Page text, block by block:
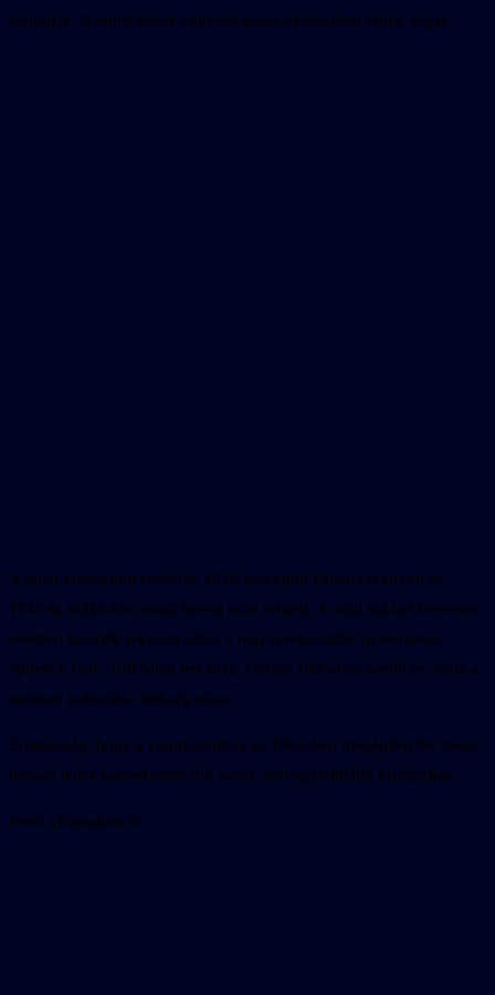
leápolják. A munkálatok előreláthatóan októberben érnek véget.
A gútai vízimalom eredetije 1920-ban épült Dunaradványon és
1945-ig működött, majd furcsa mód leégett. A múlt század hetvenes
éveiben kezdték rekonstruálni, a régi szerkezetébe új elemeket
építettek bele, 1982-ben lett kész, Gútára 1995-ben került és azóta a
nemzeti kulturális örökség része.
Érdekesség, hogy a vízimalomhoz az 1992-ben megépített 86 méter
hosszú teljes faszerkezetű híd vezet, ami egyedülálló Európában.
Fotó: vízimalom fb